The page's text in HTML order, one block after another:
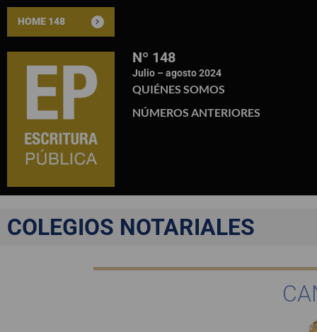
HOME 148
Nº 148
Julio – agosto 2024
QUIÉNES SOMOS
NÚMEROS ANTERIORES
COLEGIOS NOTARIALES